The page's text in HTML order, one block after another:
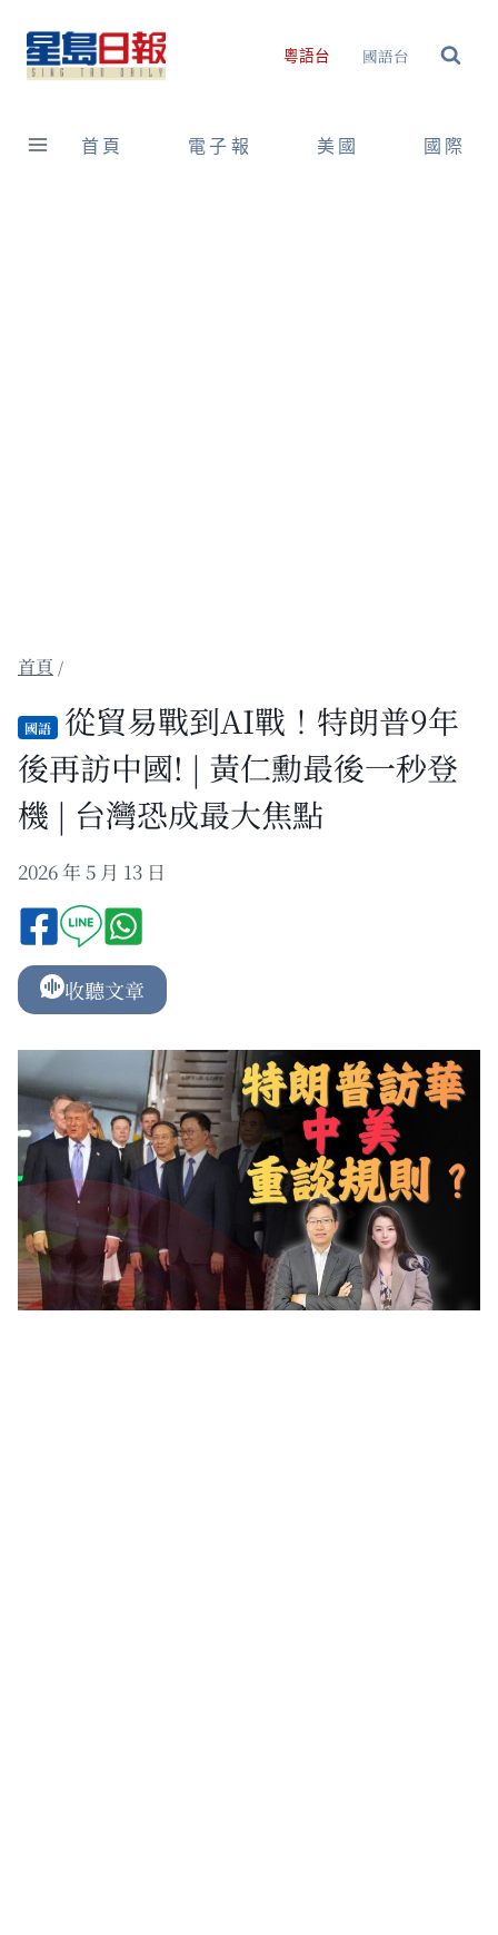
content
粵語台 國語台
首頁 電子報 美國 國際
/
國語
從貿易戰到AI戰！特朗普9年
後再訪中國! | 黃仁勳最後一秒登
機 | 台灣恐成最大焦點
2026 年 5 月 13 日
收聽文章